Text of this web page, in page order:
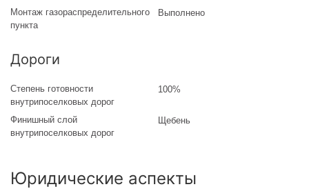
Монтаж газораспределительного
пункта
Выполнено
Дороги
Степень готовности
внутрипоселковых дорог
100%
Финишный слой
внутрипоселковых дорог
Щебень
Юридические аспекты